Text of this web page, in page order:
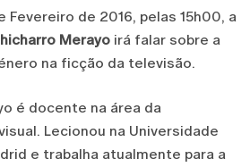
Fevereiro de 2016, pelas 15h00, a
Merayo irá falar sobre a
na ficção da televisão.
é docente na área da
Lecionou na Universidade
e trabalha atualmente para a